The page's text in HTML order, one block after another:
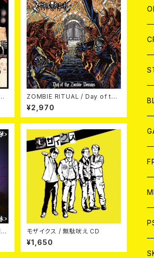
ZOMBIE RITUAL / Day of the
Zombie Demons
¥2,970
モザイクス / 無駄吠え CD
¥1,650
CD
CD
CD